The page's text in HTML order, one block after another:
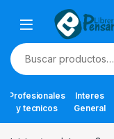
Skip to navigation
Skip to content
Buscar por:
Profesionales
y tecnicos
Interes
General